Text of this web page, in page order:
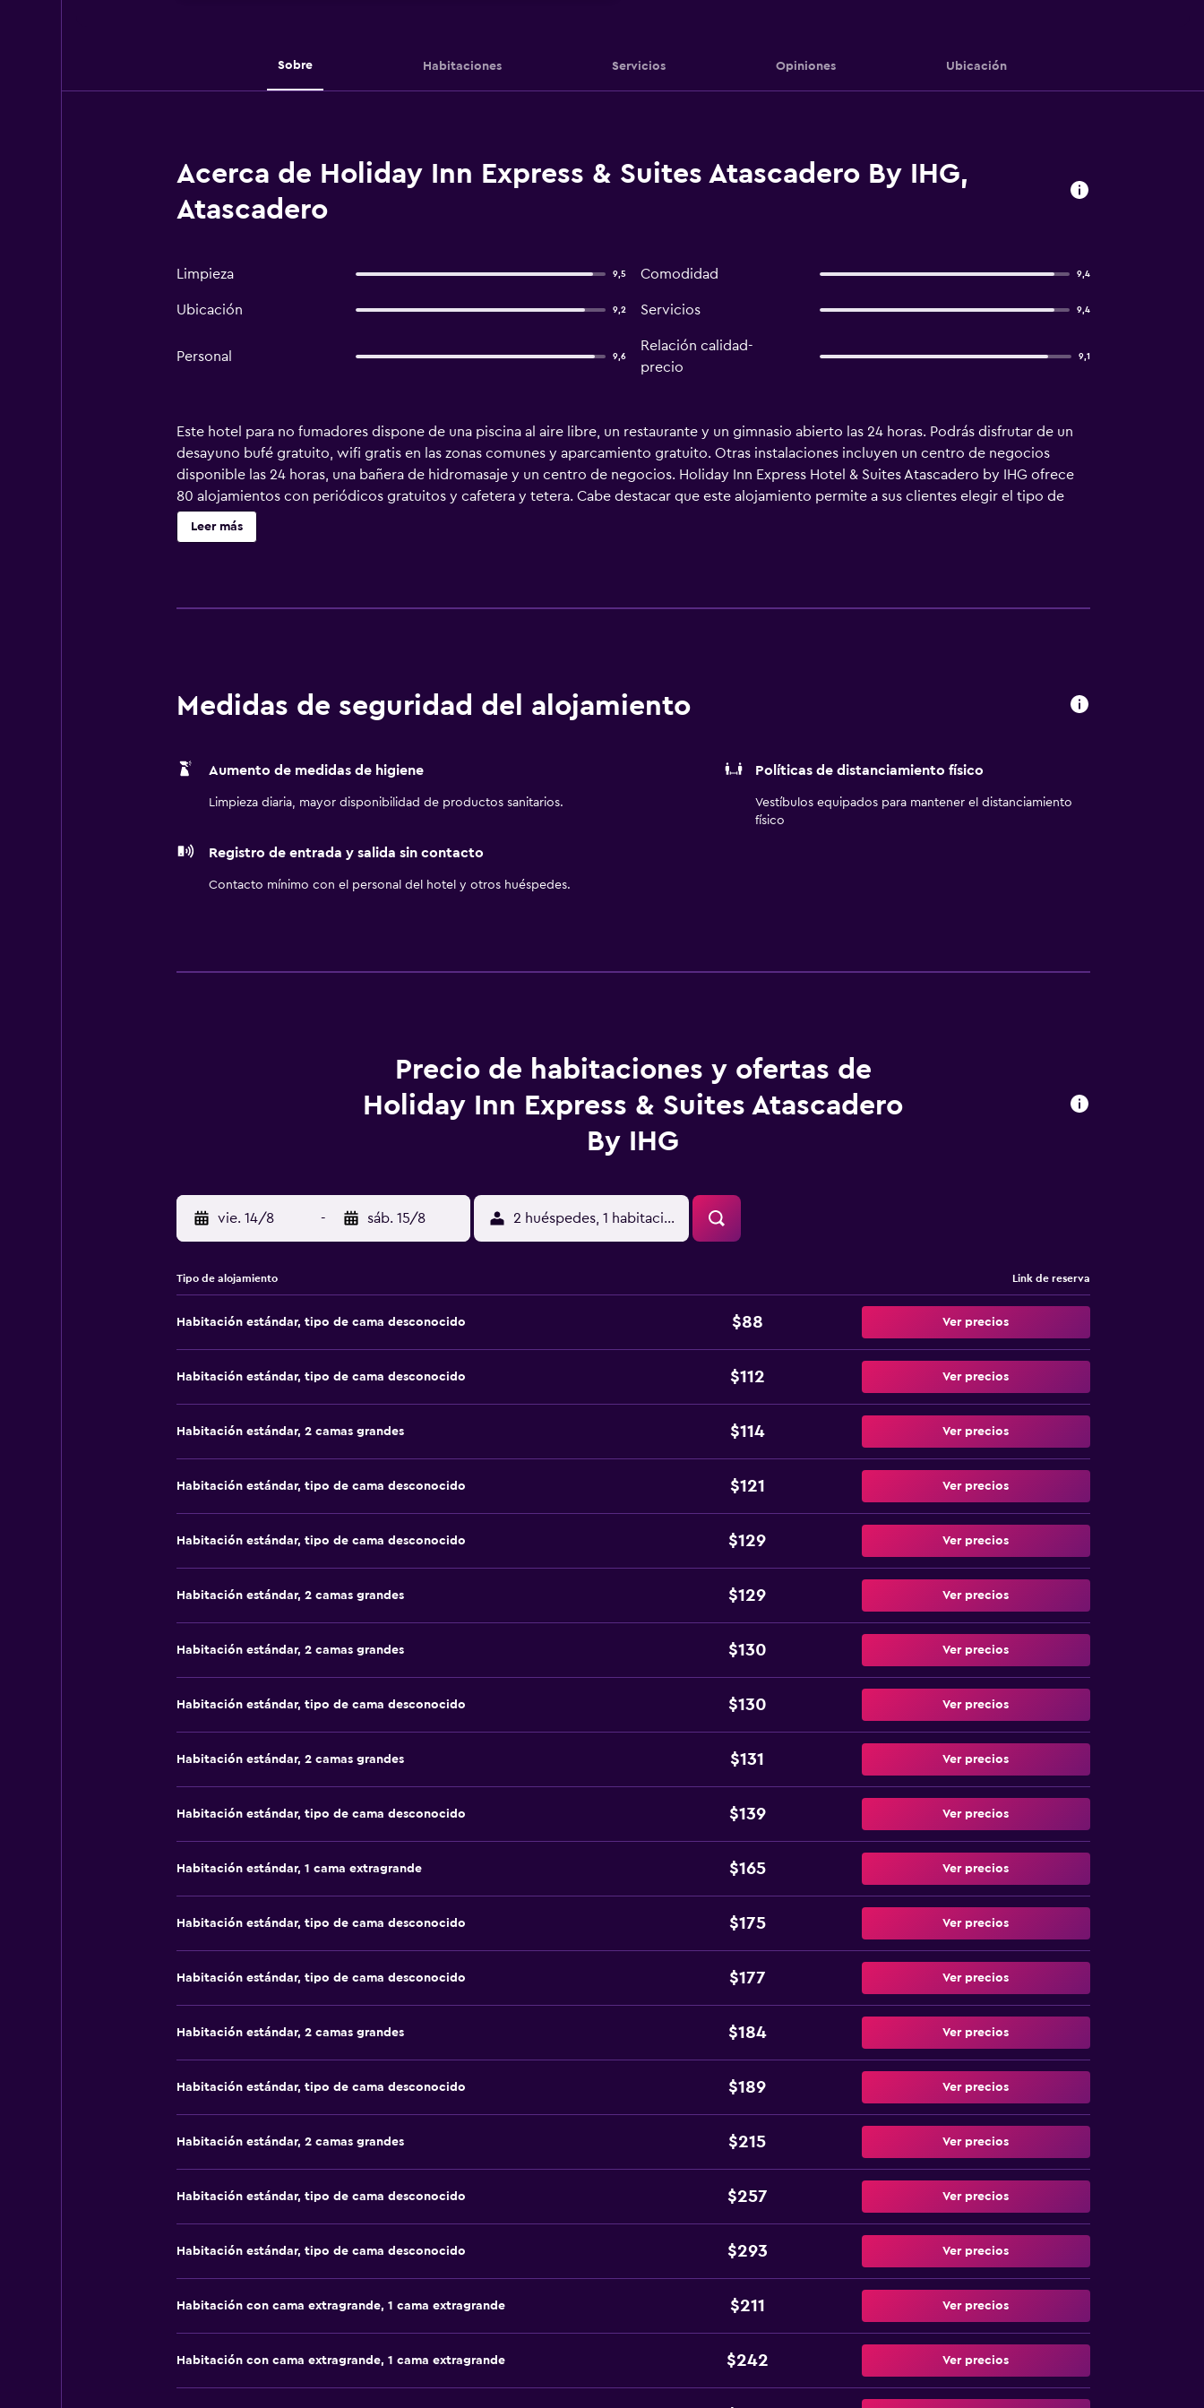
Sobre Habitaciones Servicios Opiniones Ubicación
Acerca de Holiday Inn Express & Suites Atascadero By IHG,
Atascadero
Limpieza 9,5 Comodidad 9,4
Ubicación 9,2 Servicios 9,4
Personal 9,6
Relación calidad-
precio
9,1
Este hotel para no fumadores dispone de una piscina al aire libre, un restaurante y un gimnasio abierto las 24 horas. Podrás disfrutar de un
desayuno bufé gratuito, wifi gratis en las zonas comunes y aparcamiento gratuito. Otras instalaciones incluyen un centro de negocios
disponible las 24 horas, una bañera de hidromasaje y un centro de negocios. Holiday Inn Express Hotel & Suites Atascadero by IHG ofrece
80 alojamientos con periódicos gratuitos y cafetera y tetera. Cabe destacar que este alojamiento permite a sus clientes elegir el tipo de
almohada. Se ofrece televisión por cable. Se ofrece frigorífico y microondas. Los baños están equipados con ducha y bañera combinadas,
artículos de higiene personal gratuitos y secador de pelo. Este hotel en Atascadero ofrece acceso a Internet por cable y wifi gratis. Los
Leer más
Medidas de seguridad del alojamiento
Aumento de medidas de higiene
Limpieza diaria, mayor disponibilidad de productos sanitarios.
Políticas de distanciamiento físico
Vestíbulos equipados para mantener el distanciamiento
físico
Registro de entrada y salida sin contacto
Contacto mínimo con el personal del hotel y otros huéspedes.
Precio de habitaciones y ofertas de
Holiday Inn Express & Suites Atascadero
By IHG
vie. 14/8 - sáb. 15/8 2 huéspedes, 1 habitación
Tipo de alojamiento Link de reserva
Habitación estándar, tipo de cama desconocido $88 Ver precios
Habitación estándar, tipo de cama desconocido $112 Ver precios
Habitación estándar, 2 camas grandes $114 Ver precios
Habitación estándar, tipo de cama desconocido $121 Ver precios
Habitación estándar, tipo de cama desconocido $129 Ver precios
Habitación estándar, 2 camas grandes $129 Ver precios
Habitación estándar, 2 camas grandes $130 Ver precios
Habitación estándar, tipo de cama desconocido $130 Ver precios
Habitación estándar, 2 camas grandes $131 Ver precios
Habitación estándar, tipo de cama desconocido $139 Ver precios
Habitación estándar, 1 cama extragrande $165 Ver precios
Habitación estándar, tipo de cama desconocido $175 Ver precios
Habitación estándar, tipo de cama desconocido $177 Ver precios
Habitación estándar, 2 camas grandes $184 Ver precios
Habitación estándar, tipo de cama desconocido $189 Ver precios
Habitación estándar, 2 camas grandes $215 Ver precios
Habitación estándar, tipo de cama desconocido $257 Ver precios
Habitación estándar, tipo de cama desconocido $293 Ver precios
Habitación con cama extragrande, 1 cama extragrande $211 Ver precios
Habitación con cama extragrande, 1 cama extragrande $242 Ver precios